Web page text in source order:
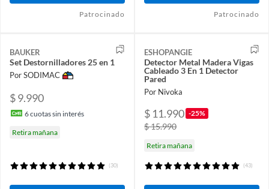
Patrocinado Patrocinado
BAUKER
Set Destornilladores 25 en 1
Por SODIMAC
$ 9.990
6cuotas sin interés
Retira mañana
(30)
ESHOPANGIE
Detector Metal Madera Vigas
Cableado 3 En 1 Detector
Pared
Por Nivoka
$ 11.990 -25%
$ 15.990
Retira mañana
(43)